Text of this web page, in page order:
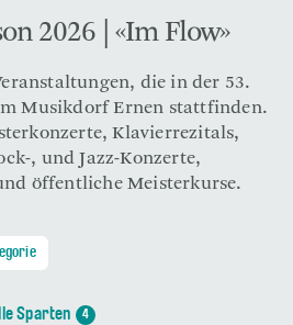
2026 | «Im Flow»
die in der 53.
Musikdorf Ernen stattfinden.
Klavierrezitals,
, und Jazz-Konzerte,
öffentliche Meisterkurse.
Sparten 4